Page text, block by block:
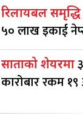
रिलायबल समृद्धि
५० लाख इकाई
साताको शेयरमा
कारोबार रकम १९